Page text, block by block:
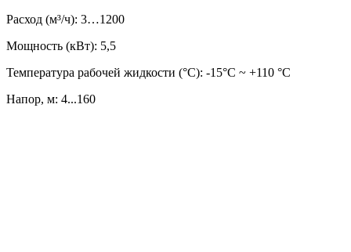
Расход (м³/ч): 3…1200
Мощность (кВт): 5,5
Температура рабочей жидкости (°C): -15°С ~ +110 °С
Напор, м: 4...160